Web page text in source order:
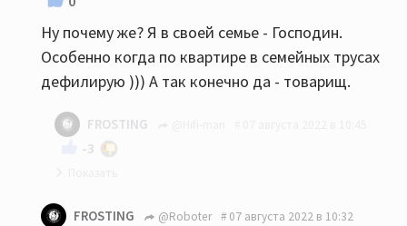
Ну почему же? Я в своей семье - Господин.
Особенно когда по квартире в семейных трусах
дефилирую ))) А так конечно да - товарищ.
FROSTING
-3
Да не хай буде товарищ
FROSTING @Roboter 07 августа 2022 в 10:32